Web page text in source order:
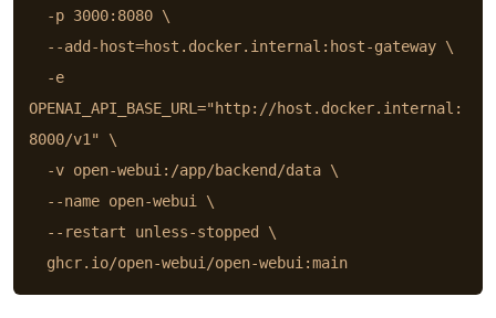
OPENAI_API_BASE_URL="http://host.docker.internal:
8000/v1" \
  ghcr.io/open-webui/open-webui:main